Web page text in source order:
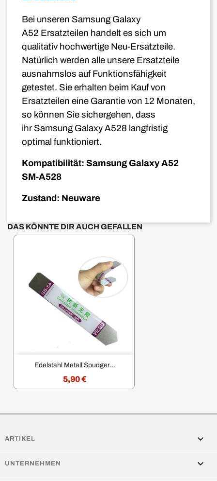
Bei unseren Samsung Galaxy
A52 Ersatzteilen handelt es sich um
qualitativ hochwertige Neu-Ersatzteile.
Natürlich werden alle unsere Ersatzteile
ausnahmslos auf Funktionsfähigkeit
getestet. Sie erhalten beim Kauf von
Ersatzteilen eine Garantie von 12 Monaten,
so können Sie sichergehen, dass
ihr Samsung Galaxy A528 langfristig
optimal funktioniert.
Kompatibilität: Samsung Galaxy A52
SM-A528
Zustand: Neuware
DAS KÖNNTE DIR AUCH GEFALLEN
Edelstahl Metall Spudger...
5,90 €
ARTIKEL 
UNTERNEHMEN 